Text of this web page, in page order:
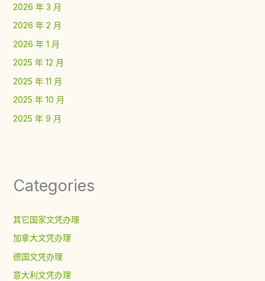
2026 年 3 月
2026 年 2 月
2026 年 1 月
2025 年 12 月
2025 年 11 月
2025 年 10 月
2025 年 9 月
Categories
其它国家文凭办理
加拿大文凭办理
德国文凭办理
意大利文凭办理